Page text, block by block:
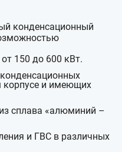
конденсационный
150 до 600 кВт.
корпусе и имеющих
сплава «алюминий –
и ГВС в различных